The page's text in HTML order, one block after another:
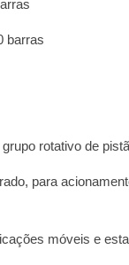
barras
rotativo de
para
móveis e